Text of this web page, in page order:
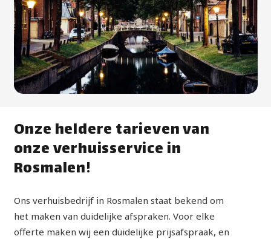
Onze heldere tarieven van
onze verhuisservice in
Rosmalen!
Ons verhuisbedrijf in Rosmalen staat bekend om
het maken van duidelijke afspraken. Voor elke
offerte maken wij een duidelijke prijsafspraak, en